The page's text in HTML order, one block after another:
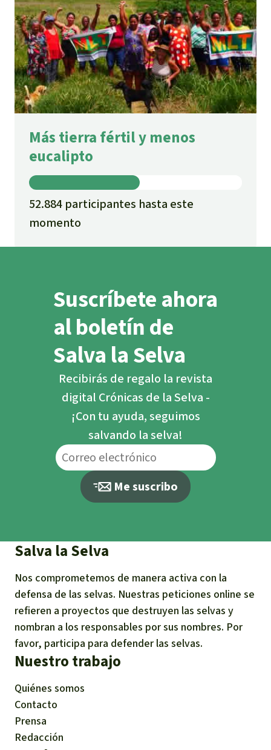
Más tierra fértil y menos
eucalipto
52.884 participantes hasta este
momento
Suscríbete ahora
al boletín de
Salva la Selva
Recibirás de regalo la revista
digital Crónicas de la Selva -
¡Con tu ayuda, seguimos
salvando la selva!
Me suscribo
Salva la Selva
Nos comprometemos de manera activa con la
defensa de las selvas. Nuestras peticiones online se
refieren a proyectos que destruyen las selvas y
nombran a los responsables por sus nombres. Por
favor, participa para defender las selvas.
Nuestro trabajo
Quiénes somos
Contacto
Prensa
Redacción